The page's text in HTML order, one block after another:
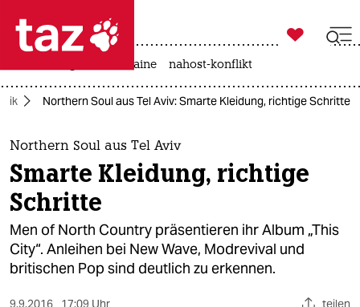
 taz zahl ich
taz zahl ich
themen
politik
öko
gesellschaft

taz zahl ich
krieg in der ukraine nahost-konflikt
Northern Soul aus Tel Aviv: Smarte Kleidung, richtige Schritte
Northern Soul aus Tel Aviv
Smarte Kleidung, richtige
Schritte
Men of North Country präsentieren ihr Album „This
City“. Anleihen bei New Wave, Modrevival und
britischen Pop sind deutlich zu erkennen.
9.9.2016 17:09 Uhr teilen